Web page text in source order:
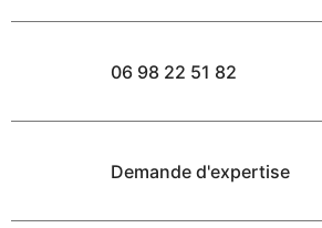
06 98 22 51 82
Demande d'expertise